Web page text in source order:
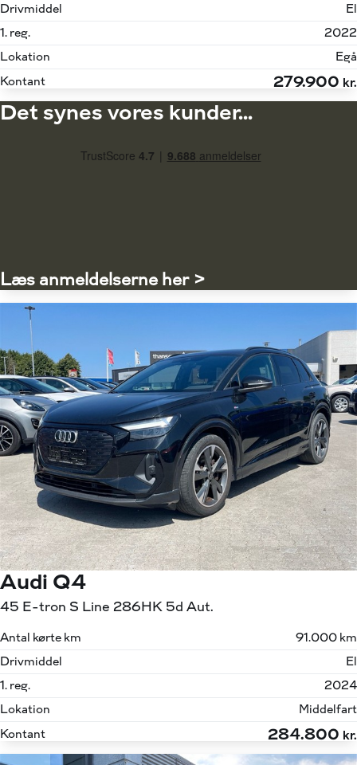
Drivmiddel
El
1. reg.
2022
Lokation
Egå
Kontant
279.900 kr.
Det synes vores kunder...
Læs anmeldelserne her >
Audi Q4
45 E-tron S Line 286HK 5d Aut.
Antal kørte km
91.000 km
Drivmiddel
El
1. reg.
2024
Lokation
Middelfart
Kontant
284.800 kr.